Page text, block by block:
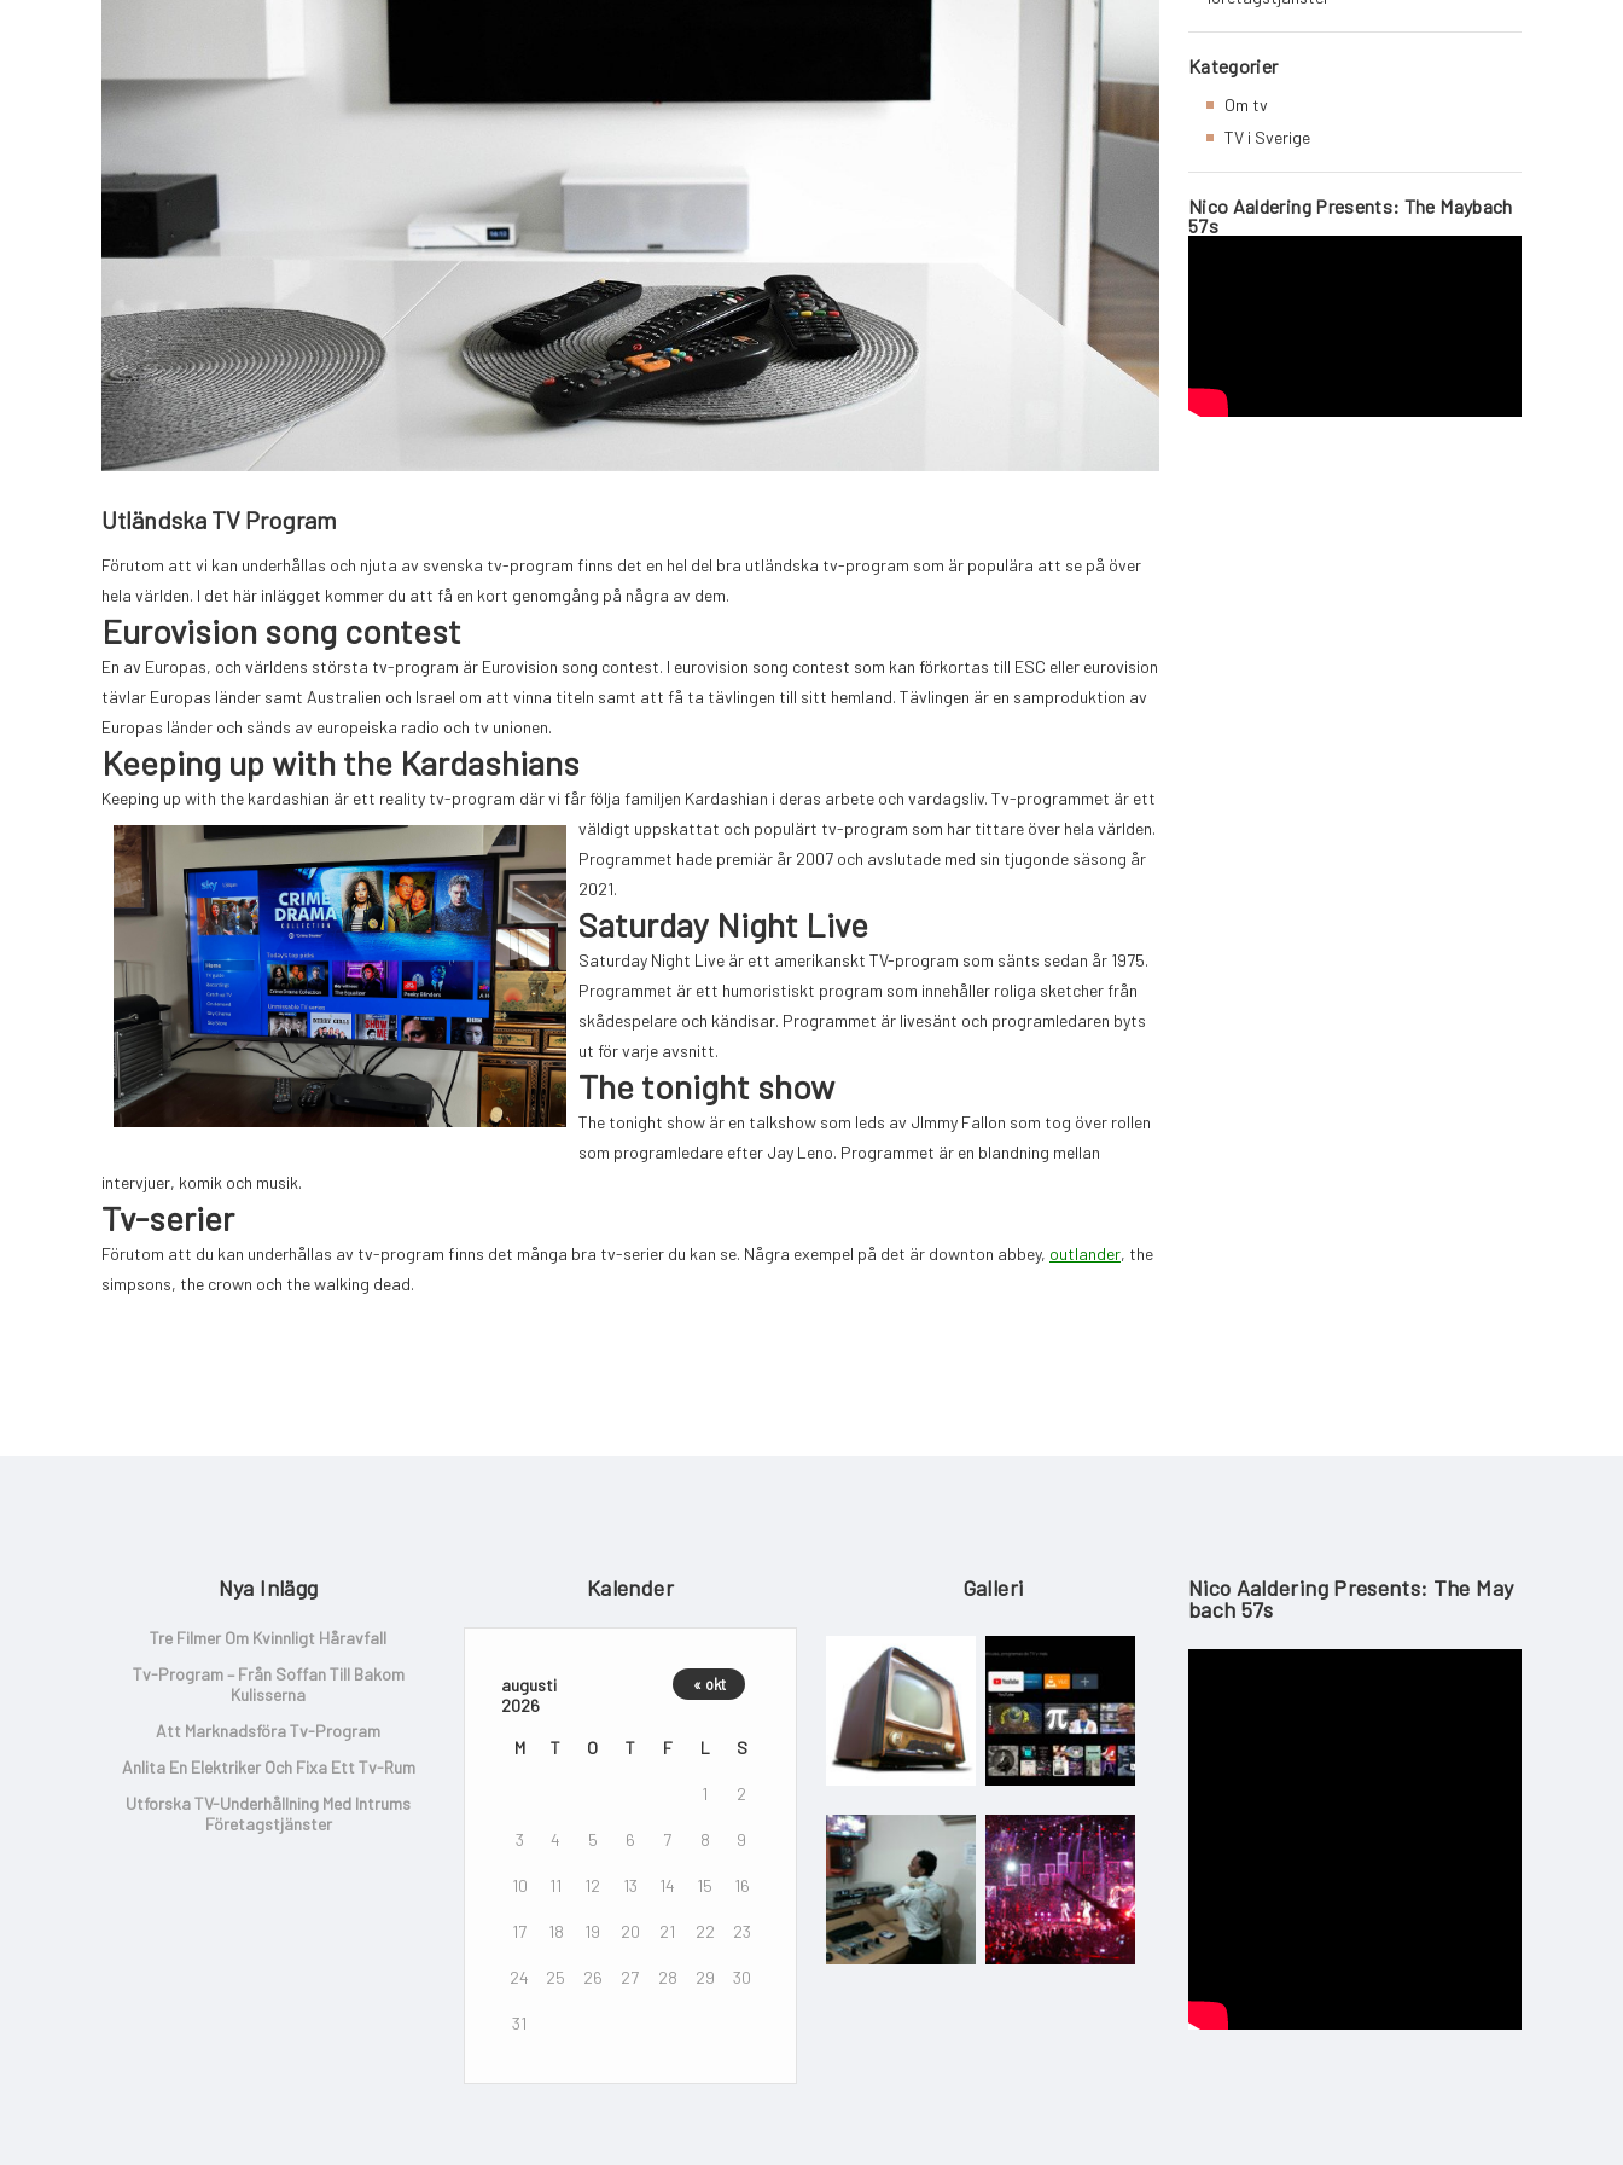
Utländska TV Program
Förutom att vi kan underhållas och njuta av svenska tv-program finns det en hel del bra utländska tv-program som är populära att se på över
hela världen. I det här inlägget kommer du att få en kort genomgång på några av dem.
Eurovision song contest
En av Europas, och världens största tv-program är Eurovision song contest. I eurovision song contest som kan förkortas till ESC eller eurovision
tävlar Europas länder samt Australien och Israel om att vinna titeln samt att få ta tävlingen till sitt hemland. Tävlingen är en samproduktion av
Europas länder och sänds av europeiska radio och tv unionen.
Keeping up with the Kardashians
Keeping up with the kardashian är ett reality tv-program där vi får följa familjen Kardashian i deras arbete och vardagsliv. Tv-programmet är ett
väldigt uppskattat och populärt tv-program som har tittare över hela världen.
Programmet hade premiär år 2007 och avslutade med sin tjugonde säsong år
2021.
Saturday Night Live
Saturday Night Live är ett amerikanskt TV-program som sänts sedan år 1975.
Programmet är ett humoristiskt program som innehåller roliga sketcher från
skådespelare och kändisar. Programmet är livesänt och programledaren byts
ut för varje avsnitt.
The tonight show
The tonight show är en talkshow som leds av JImmy Fallon som tog över rollen
som programledare efter Jay Leno. Programmet är en blandning mellan
intervjuer, komik och musik.
Tv-serier
Förutom att du kan underhållas av tv-program finns det många bra tv-serier du kan se. Några exempel på det är downton abbey, outlander, the
simpsons, the crown och the walking dead.
Kategorier
Om tv
TV i Sverige
Nico Aaldering Presents: The Maybach
57s
Nya Inlägg
Tre Filmer Om Kvinnligt Håravfall
Tv-Program – Från Soffan Till Bakom
Kulisserna
Att Marknadsföra Tv-Program
Anlita En Elektriker Och Fixa Ett Tv-Rum
Utforska TV-Underhållning Med Intrums
Företagstjänster
Kalender
augusti
2026
M T O T F L S
1 2
3 4 5 6 7 8 9
10 11 12 13 14 15 16
17 18 19 20 21 22 23
24 25 26 27 28 29 30
31
« okt
Galleri
Nico Aaldering Presents: The May
Bach 57s